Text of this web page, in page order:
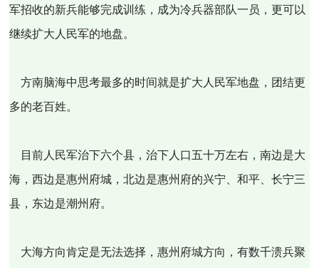
军招收的新兵能够完成训练，成为冷兵器部队一员，更可以
继续扩大人民军的地盘。
方南脑海中思考最多的时间就是扩大人民军地盘，团结更
多的老百姓。
目前人民军治下六个县，治下人口五十万左右，南边是大
海，西边是惠州府城，北边是惠州府的兴宁、和平、长宁三
县，东边是潮州府。
大海方向肯定是无法选择，惠州府城方向，有数千溃兵聚